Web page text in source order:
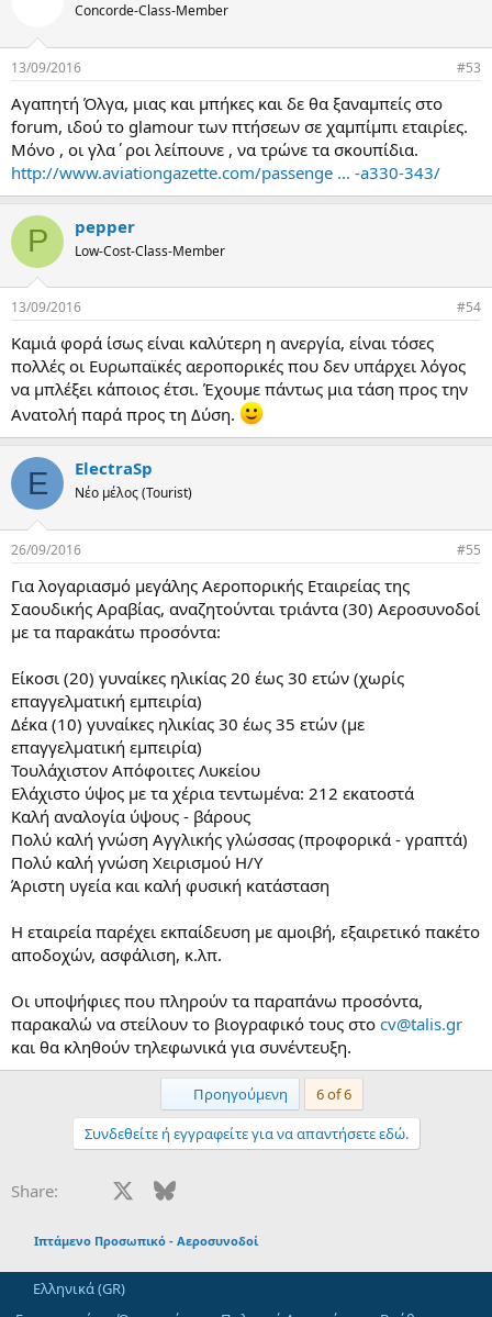
Concorde-Class-Member
13/09/2016 #53
Αγαπητή Όλγα, μιας και μπήκες και δε θα ξαναμπείς στο
forum, ιδού το glamour των πτήσεων σε χαμπίμπι εταιρίες.
Μόνο , οι γλα΄ροι λείπουνε , να τρώνε τα σκουπίδια.
http://www.aviationgazette.com/passenge ... -a330-343/
P pepper
Low-Cost-Class-Member
13/09/2016 #54
Καμιά φορά ίσως είναι καλύτερη η ανεργία, είναι τόσες
πολλές οι Ευρωπαϊκές αεροπορικές που δεν υπάρχει λόγος
να μπλέξει κάποιος έτσι. Έχουμε πάντως μια τάση προς την
Ανατολή παρά προς τη Δύση.
E ElectraSp
Νέο μέλος (Tourist)
26/09/2016 #55
Για λογαριασμό μεγάλης Αεροπορικής Εταιρείας της
Σαουδικής Αραβίας, αναζητούνται τριάντα (30) Αεροσυνοδοί
με τα παρακάτω προσόντα:
Είκοσι (20) γυναίκες ηλικίας 20 έως 30 ετών (χωρίς
επαγγελματική εμπειρία)
Δέκα (10) γυναίκες ηλικίας 30 έως 35 ετών (με
επαγγελματική εμπειρία)
Τουλάχιστον Απόφοιτες Λυκείου
Ελάχιστο ύψος με τα χέρια τεντωμένα: 212 εκατοστά
Καλή αναλογία ύψους - βάρους
Πολύ καλή γνώση Αγγλικής γλώσσας (προφορικά - γραπτά)
Πολύ καλή γνώση Χειρισμού Η/Υ
Άριστη υγεία και καλή φυσική κατάσταση
Η εταιρεία παρέχει εκπαίδευση με αμοιβή, εξαιρετικό πακέτο
αποδοχών, ασφάλιση, κ.λπ.
Οι υποψήφιες που πληρούν τα παραπάνω προσόντα,
παρακαλώ να στείλουν το βιογραφικό τους στο cv@talis.gr
και θα κληθούν τηλεφωνικά για συνέντευξη.
Προηγούμενη
6 of 6
Συνδεθείτε ή εγγραφείτε για να απαντήσετε εδώ.
Share: Facebook Bluesky
Ιπτάμενο Προσωπικό - Αεροσυνοδοί
Ελληνικά (GR)